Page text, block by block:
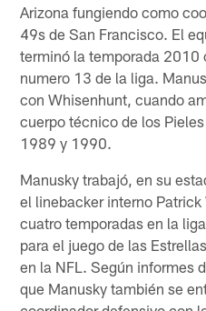
Arizona fungiendo como
49s de San Francisco. El
terminó la temporada
numero 13 de la liga.
con Whisenhunt, cuando
cuerpo técnico de los
1989 y 1990.
Manusky trabajó, en su
el linebacker interno
cuatro temporadas en la
para el juego de las
en la NFL. Según informes
que Manusky también se